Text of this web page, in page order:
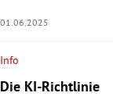
01.06.2025
Info
Die KI-Richtlinie